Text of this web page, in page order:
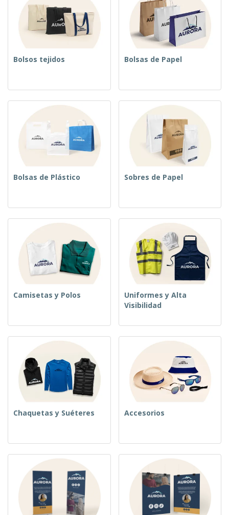
Bolsos tejidos Bolsas de Papel
Bolsas de Plástico Sobres de Papel
Camisetas y Polos
Uniformes y Alta
Visibilidad
Chaquetas y Suéteres Accesorios